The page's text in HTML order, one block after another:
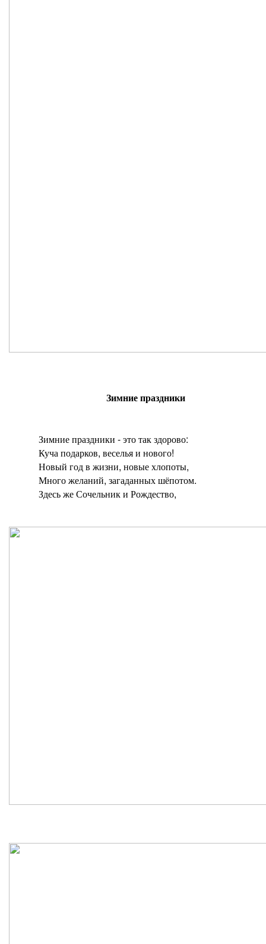
Зимние праздники
Зимние праздники - это так здорово:
Куча подарков, веселья и нового!
Новый год в жизни, новые хлопоты,
Много желаний, загаданных шёпотом.
Здесь же Сочельник и Рождество,